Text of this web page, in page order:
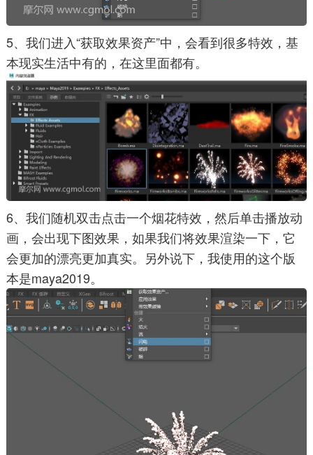
5、我们进入“获取效果资产”中，会看到很多特效，基
本现实生活中有的，在这里面都有。
6、我们随机双击点击一个烟花特效，然后单击播放动
画，会出现下图效果，如果我们将效果渲染一下，它
会更加的漂亮更加真实。另外说下，我使用的这个版
本是maya2019。